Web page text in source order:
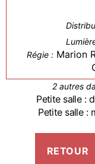
Régie : Marion
2 autres
Petite salle :
Petite salle :